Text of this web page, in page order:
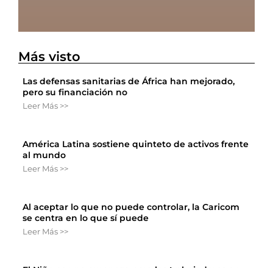
Más visto
Las defensas sanitarias de África han mejorado,
pero su financiación no
Leer Más >>
América Latina sostiene quinteto de activos frente
al mundo
Leer Más >>
Al aceptar lo que no puede controlar, la Caricom
se centra en lo que sí puede
Leer Más >>